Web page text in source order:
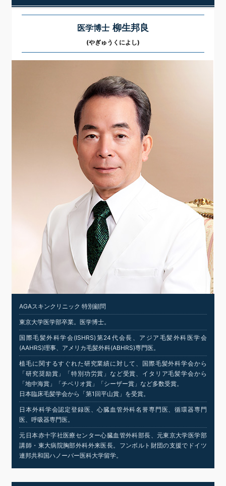
医学博士 柳生邦良
(やぎゅうくによし)
AGAスキンクリニック 特別顧問
東京大学医学部卒業。医学博士。
国際毛髪外科学会(ISHRS)第24代会長、アジア毛髪外科医学会
(AAHRS)理事、アメリカ毛髪外科(ABHRS)専門医。
植毛に関するすぐれた研究業績に対して、国際毛髪外科学会から
「研究奨励賞」「特別功労賞」など受賞、イタリア毛髪学会から
「地中海賞」「チベリオ賞」「シーザー賞」など多数受賞。
日本臨床毛髪学会から「第1回平山賞」を受賞。
日本外科学会認定登録医、心臓血管外科名誉専門医、循環器専門
医、呼吸器専門医。
元日本赤十字社医療センター心臓血管外科部長、元東京大学医学部
講師・東大病院胸部外科外来医長。フンボルト財団の支援でドイツ
連邦共和国ハノーバー医科大学留学。